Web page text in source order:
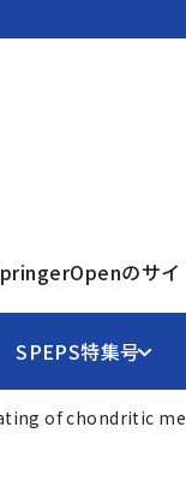
のサイ
SPEPS特集号
of chondritic